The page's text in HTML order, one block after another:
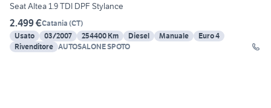
Seat Altea 1.9 TDI DPF Stylance
2.499 €Catania (CT)
Usato
03/2007 254400 Km Diesel Manuale
Euro 4
Rivenditore AUTOSALONE SPOTO